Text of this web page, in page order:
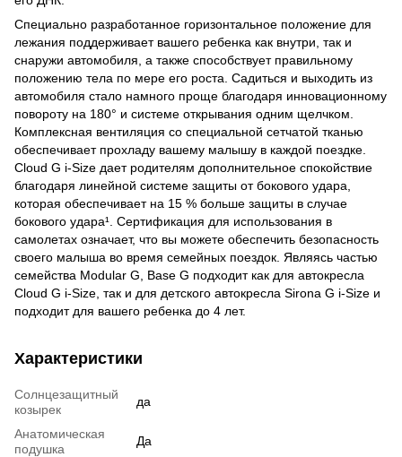
Специально разработанное горизонтальное положение для
лежания поддерживает вашего ребенка как внутри, так и
снаружи автомобиля, а также способствует правильному
положению тела по мере его роста. Садиться и выходить из
автомобиля стало намного проще благодаря инновационному
повороту на 180° и системе открывания одним щелчком.
Комплексная вентиляция со специальной сетчатой ​​тканью
обеспечивает прохладу вашему малышу в каждой поездке.
Cloud G i-Size дает родителям дополнительное спокойствие
благодаря линейной системе защиты от бокового удара,
которая обеспечивает на 15 % больше защиты в случае
бокового удара¹. Сертификация для использования в
самолетах означает, что вы можете обеспечить безопасность
своего малыша во время семейных поездок. Являясь частью
семейства Modular G, Base G подходит как для автокресла
Cloud G i-Size, так и для детского автокресла Sirona G i-Size и
подходит для вашего ребенка до 4 лет.
Характеристики
Солнцезащитный
козырек
да
Анатомическая
подушка
Да